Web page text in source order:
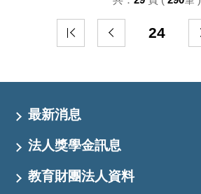
24
最新消息
法人獎學金訊息
教育財團法人資料